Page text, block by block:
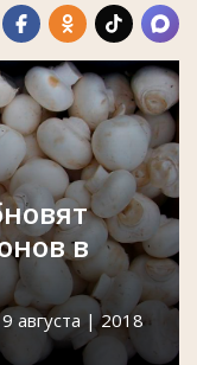
в
августа | 2018